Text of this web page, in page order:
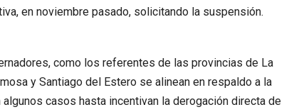
en noviembre pasado, solicitando la suspensión.
como los referentes de las provincias de La
y Santiago del Estero se alinean en respaldo a la
casos hasta incentivan la derogación directa de